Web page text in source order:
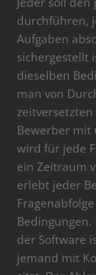
durchführen,
Aufgaben
sichergestellt
dieselben
man von
Bewerber mit
wird für jede
ein Zeitraum
erlebt jeder
Bedingungen.
der Software
jemand mit